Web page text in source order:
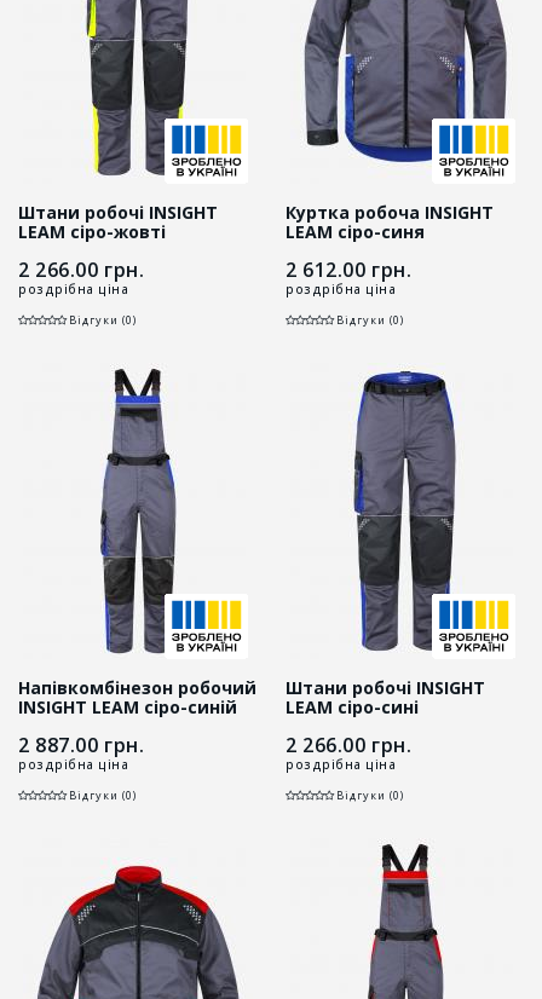
Штани робочі INSIGHT
LEAM сіро-жовті
2 266.00 грн.
роздрібна ціна
Відгуки (0)
Куртка робоча INSIGHT
LEAM сіро-синя
2 612.00 грн.
роздрібна ціна
Відгуки (0)
Напівкомбінезон робочий
INSIGHT LEAM сіро-синій
2 887.00 грн.
роздрібна ціна
Відгуки (0)
Штани робочі INSIGHT
LEAM сіро-сині
2 266.00 грн.
роздрібна ціна
Відгуки (0)